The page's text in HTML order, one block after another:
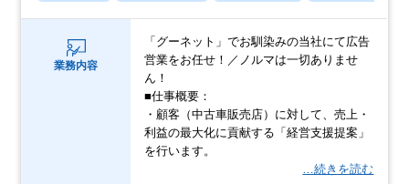
業務内容
「グーネット」でお馴染みの当社にて広告
営業をお任せ！／ノルマは一切ありませ
ん！
■仕事概要：
・顧客（中古車販売店）に対して、売上・
利益の最大化に貢献する「経営支援提案」
を行います。
…続きを読む